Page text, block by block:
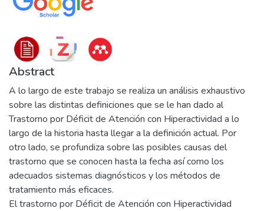
Abstract
A lo largo de este trabajo se realiza un análisis exhaustivo
sobre las distintas definiciones que se le han dado al
Trastorno por Déficit de Atención con Hiperactividad a lo
largo de la historia hasta llegar a la definición actual. Por
otro lado, se profundiza sobre las posibles causas del
trastorno que se conocen hasta la fecha así como los
adecuados sistemas diagnósticos y los métodos de
tratamiento más eficaces.
El trastorno por Déficit de Atención con Hiperactividad